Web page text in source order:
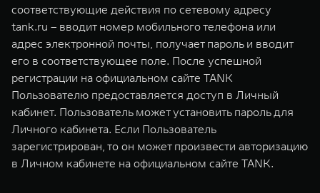
соответствующие действия по сетевому адресу
tank.ru – вводит номер мобильного телефона или
адрес электронной почты, получает пароль и вводит
его в соответствующее поле. После успешной
регистрации на официальном сайте TANK
Пользователю предоставляется доступ в Личный
кабинет. Пользователь может установить пароль для
Личного кабинета. Если Пользователь
зарегистрирован, то он может произвести авторизацию
в Личном кабинете на официальном сайте TANK.